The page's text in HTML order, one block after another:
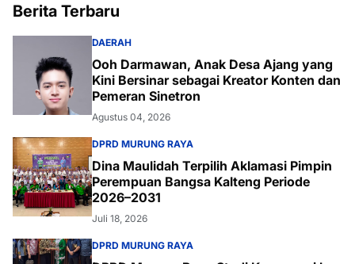
Berita Terbaru
DAERAH
Ooh Darmawan, Anak Desa Ajang yang
Kini Bersinar sebagai Kreator Konten dan
Pemeran Sinetron
Agustus 04, 2026
DPRD MURUNG RAYA
Dina Maulidah Terpilih Aklamasi Pimpin
Perempuan Bangsa Kalteng Periode
2026–2031
Juli 18, 2026
DPRD MURUNG RAYA